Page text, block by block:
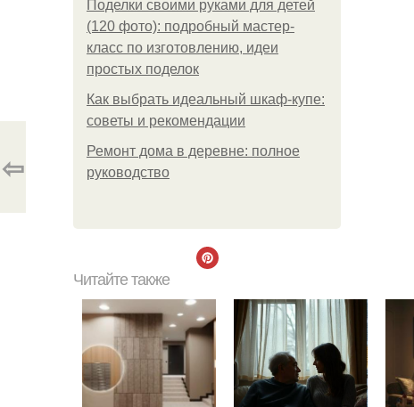
Поделки своими руками для детей
(120 фото): подробный мастер-
класс по изготовлению, идеи
простых поделок
Как выбрать идеальный шкаф-купе:
советы и рекомендации
Ремонт дома в деревне: полное
руководство
⇦
Читайте также